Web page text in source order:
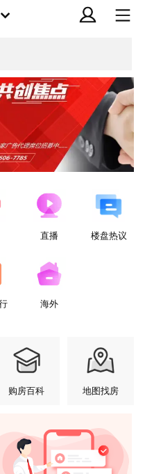
直播 楼盘热议
海外
购房百科 地图找房